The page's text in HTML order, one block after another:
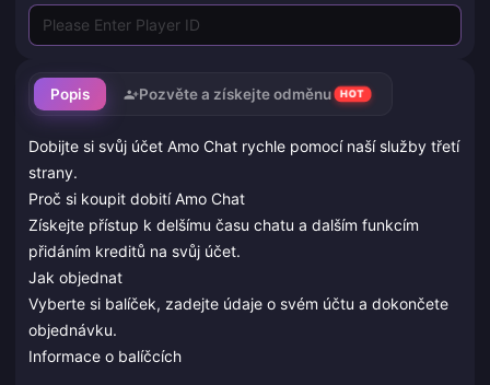
Popis Pozvěte a získejte odměnu HOT
Dobijte si svůj účet Amo Chat rychle pomocí naší služby třetí
strany.
Proč si koupit dobití Amo Chat
Získejte přístup k delšímu času chatu a dalším funkcím
přidáním kreditů na svůj účet.
Jak objednat
Vyberte si balíček, zadejte údaje o svém účtu a dokončete
objednávku.
Informace o balíčcích